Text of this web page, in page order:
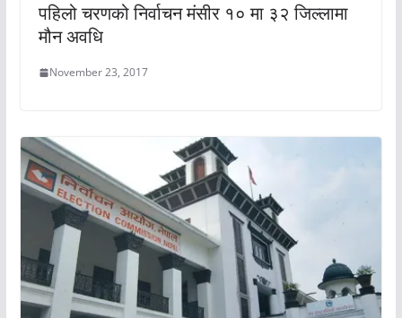
पहिलो चरणको निर्वाचन मंसीर १० मा ३२ जिल्लामा
मौन अवधि
November 23, 2017